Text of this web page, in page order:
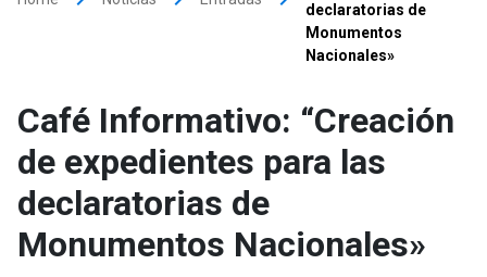
declaratorias de
Monumentos
Nacionales»
Café Informativo: “Creación
de expedientes para las
declaratorias de
Monumentos Nacionales»